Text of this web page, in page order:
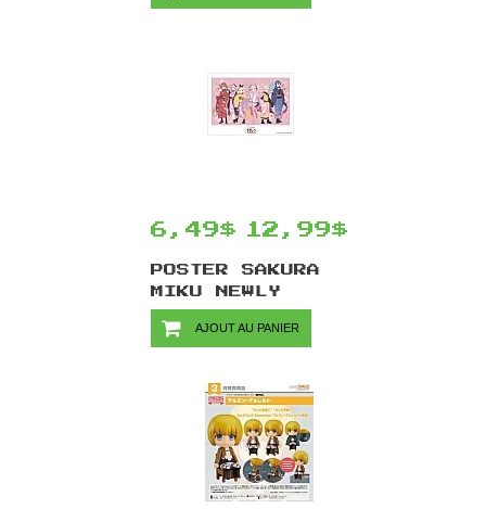
6,49$ 12,99$
POSTER SAKURA
MIKU NEWLY
ILLUSTRATION
PROCESSING
POSTER
AJOUT AU PANIER